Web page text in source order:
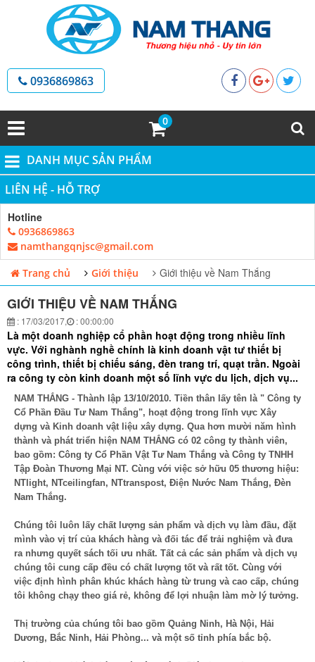
0936869863
0
DANH MỤC SẢN PHẨM
LIÊN HỆ - HỖ TRỢ
Hotline
0936869863
namthangqnjsc@gmail.com
Trang chủ
Giới thiệu Giới thiệu về Nam Thắng
GIỚI THIỆU VỀ NAM THẮNG
: 17/03/2017, : 00:00:00
Là một doanh nghiệp cổ phần hoạt động trong nhiều lĩnh
vực. Với nghành nghề chính là kinh doanh vật tư thiết bị
công trình, thiết bị chiếu sáng, đèn trang trí, quạt trần. Ngoài
ra công ty còn kinh doanh một số lĩnh vực du lịch, dịch vụ...
NAM THẮNG - Thành lập 13/10/2010. Tiền thân lấy tên là " Công ty
Cổ Phần Đầu Tư Nam Thắng", hoạt động trong lĩnh vực Xây
dựng và Kinh doanh vật liệu xây dựng. Qua hơn mười năm hình
thành và phát triển hiện NAM THẮNG có 02 công ty thành viên,
bao gồm: Công ty Cổ Phần Vật Tư Nam Thắng và Công ty TNHH
Tập Đoàn Thương Mại NT. Cùng với việc sở hữu 05 thương hiệu:
NTlight, NTceilingfan, NTtranspost, Điện Nước Nam Thắng, Đèn
Nam Thắng.
Chúng tôi luôn lấy chất lượng sản phẩm và dịch vụ làm đầu, đặt
mình vào vị trí của khách hàng và đối tác để trải nghiệm và đưa
ra nhưng quyết sách tối ưu nhất. Tất cả các sản phẩm và dịch vụ
chúng tôi cung cấp đều có chất lượng tốt và rất tốt. Cùng với
việc định hình phân khúc khách hàng từ trung và cao cấp, chúng
tôi không chạy theo giá rẻ, không để lợi nhuận làm mờ lý tưởng.
Thị trường của chúng tôi bao gồm Quảng Ninh, Hà Nội, Hải
Dương, Bắc Ninh, Hải Phòng... và một số tỉnh phía bắc bộ.